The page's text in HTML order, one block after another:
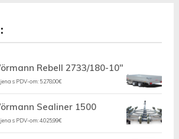
Rebell 2733/180-10"
s PDV-om: 5.278,00€
Sealiner 1500
s PDV-om:4.025,99€